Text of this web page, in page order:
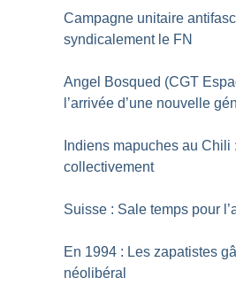
Campagne unitaire
syndicalement le FN
Angel Bosqued (CGT
l’arrivée d’une nouvelle
Indiens mapuches au Chili
collectivement
Suisse : Sale temps pour
En 1994 : Les zapatistes
néolibéral